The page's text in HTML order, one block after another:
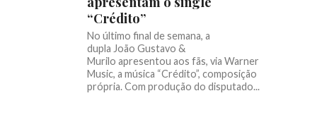
“Crédito”
No último final de semana, a
dupla João Gustavo &
Murilo apresentou aos fãs, via Warner
Music, a música “Crédito”, composição
própria. Com produção do disputado...